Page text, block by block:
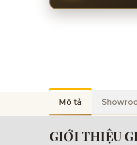
Mô tả
GIỚI THIỆU